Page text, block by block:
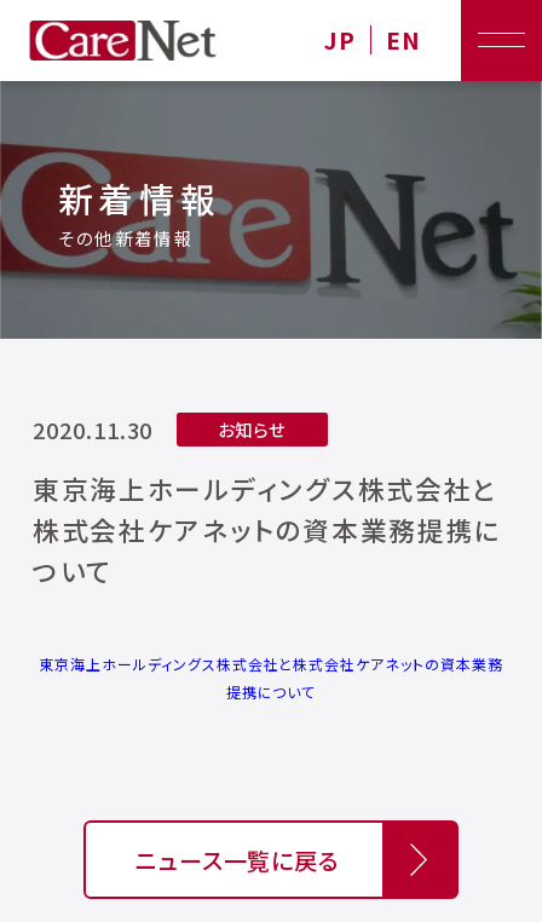
JP EN
新着情報
その他新着情報
2020.11.30 お知らせ
東京海上ホールディングス株式会社と
株式会社ケアネットの資本業務提携に
ついて
東京海上ホールディングス株式会社と株式会社ケアネットの資本業務
提携について
ニュース一覧に戻る